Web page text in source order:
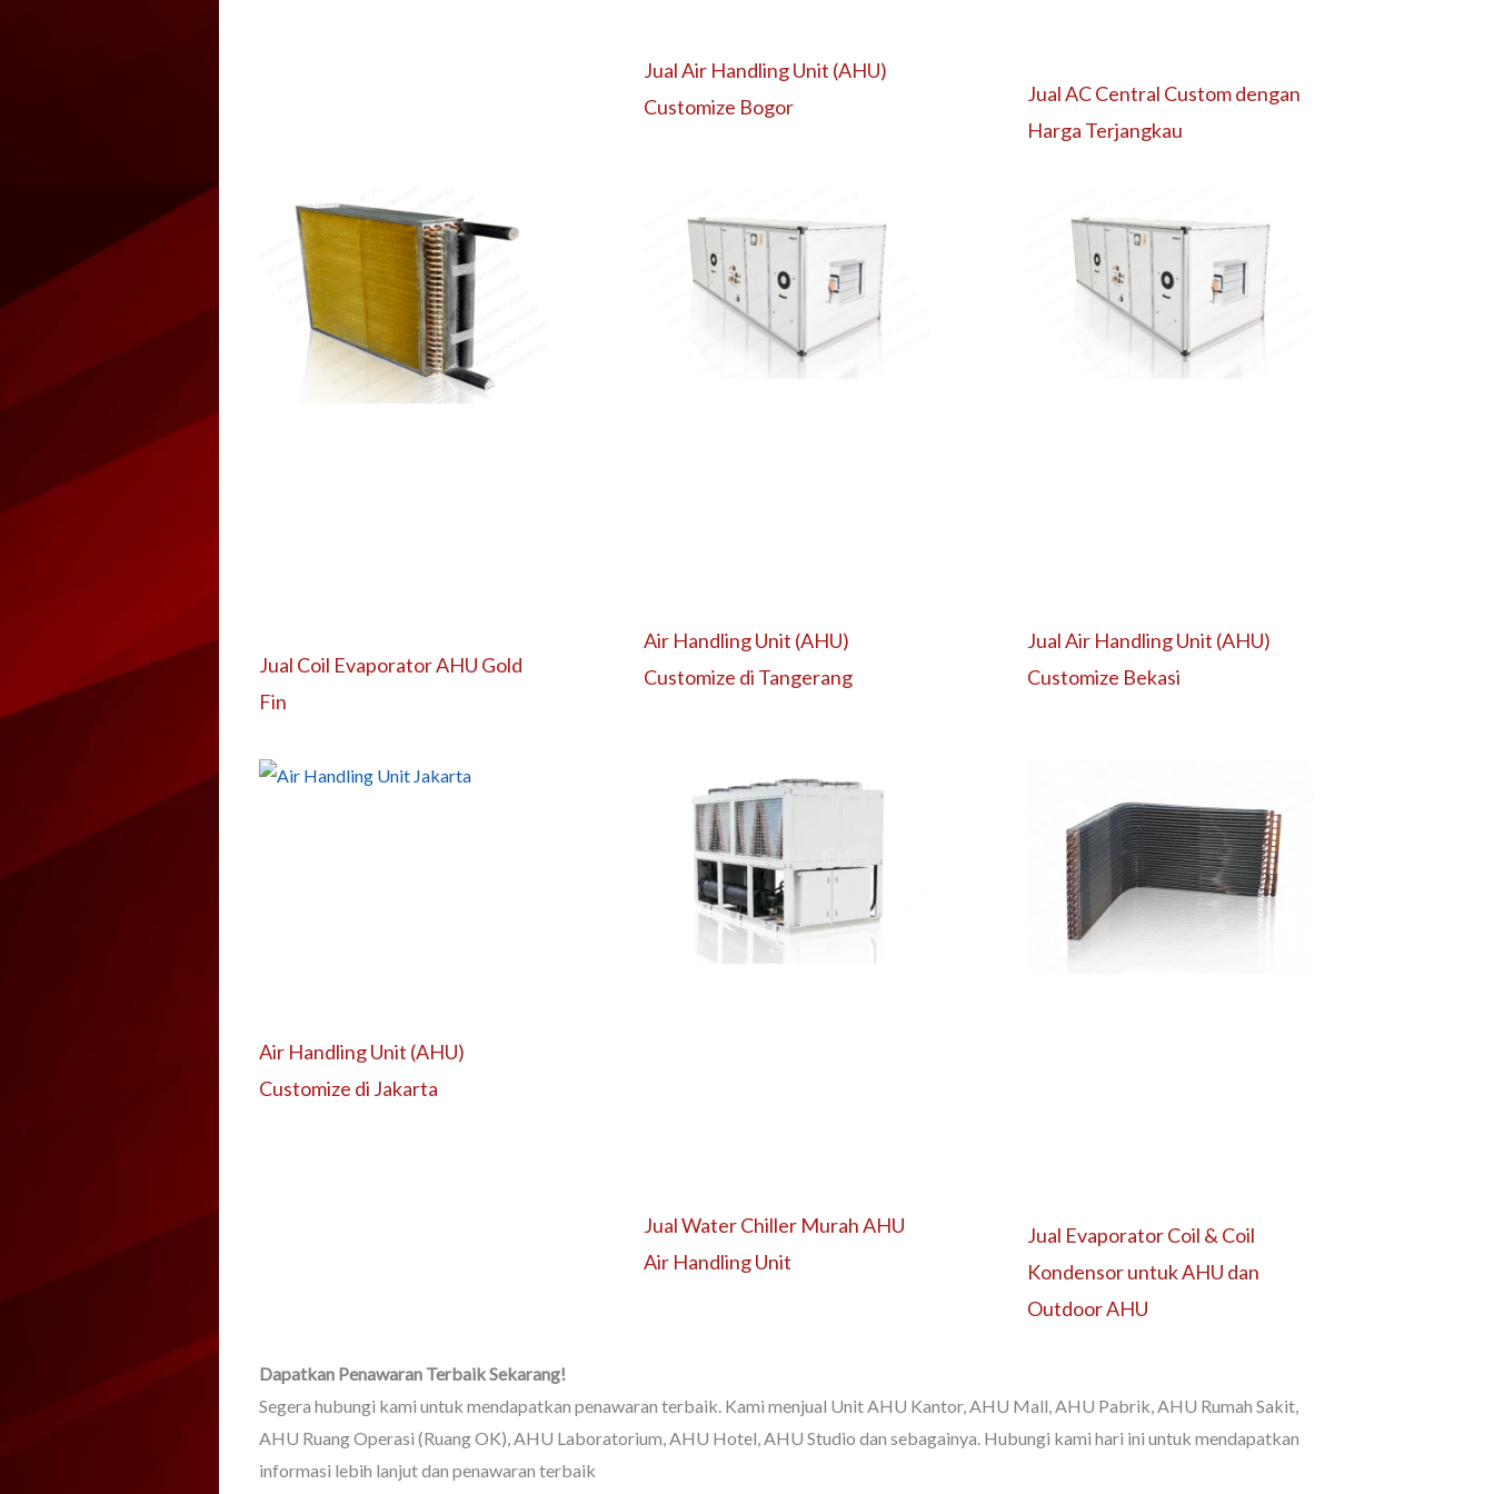
Jual Air Handling Unit (AHU)
Customize Bogor
Jual AC Central Custom dengan
Harga Terjangkau
Jual Coil Evaporator AHU Gold
Fin
Air Handling Unit (AHU)
Customize di Tangerang
Jual Air Handling Unit (AHU)
Customize Bekasi
Air Handling Unit (AHU)
Customize di Jakarta
Jual Water Chiller Murah AHU
Air Handling Unit
Jual Evaporator Coil & Coil
Kondensor untuk AHU dan
Outdoor AHU
Dapatkan Penawaran Terbaik Sekarang!
Segera hubungi kami untuk mendapatkan penawaran terbaik. Kami menjual Unit AHU Kantor, AHU Mall, AHU Pabrik, AHU Rumah Sakit,
AHU Ruang Operasi (Ruang OK), AHU Laboratorium, AHU Hotel, AHU Studio dan sebagainya. Hubungi kami hari ini untuk mendapatkan
informasi lebih lanjut dan penawaran terbaik